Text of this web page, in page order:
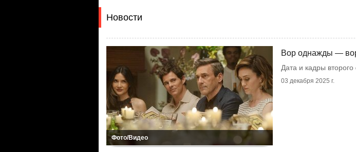
Новости
Фото/Видео
Вор однажды —
Дата и кадры
03 декабря 2025 г.